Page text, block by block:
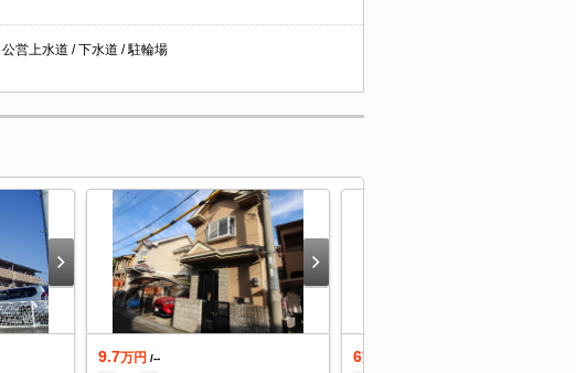
営上水道 / 下水道 / 駐輪場
9.7万円 /--
6